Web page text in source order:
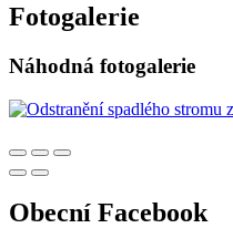
Fotogalerie
Náhodná fotogalerie
Obecní Facebook